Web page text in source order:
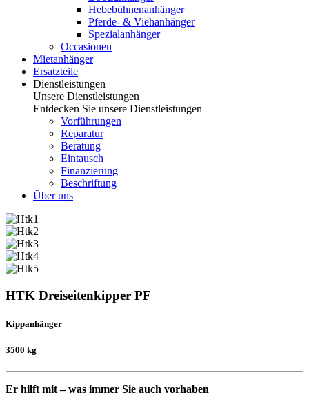
Hebebühnenanhänger
Pferde- & Viehanhänger
Spezialanhänger
Occasionen
Mietanhänger
Ersatzteile
Dienstleistungen
Unsere Dienstleistungen
Entdecken Sie unsere Dienstleistungen
Vorführungen
Reparatur
Beratung
Eintausch
Finanzierung
Beschriftung
Über uns
HTK Dreiseitenkipper PF
Kippanhänger
3500 kg
Er hilft mit – was immer Sie auch vorhaben